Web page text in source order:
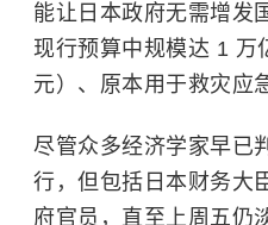
能让日本政府无需增发
现行预算中规模达 1 万
元）、原本用于救灾应
尽管众多经济学家早已
行，但包括日本财务大
府官员，直至上周五仍